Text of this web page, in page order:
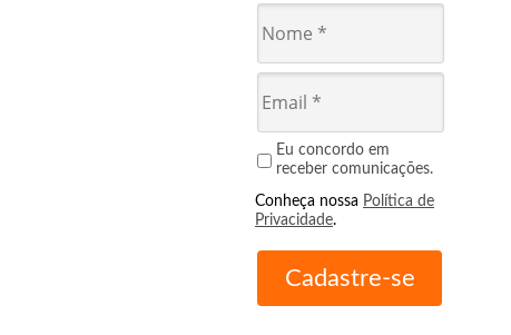
Eu concordo em
receber comunicações.
Conheça nossa Política de
Privacidade.